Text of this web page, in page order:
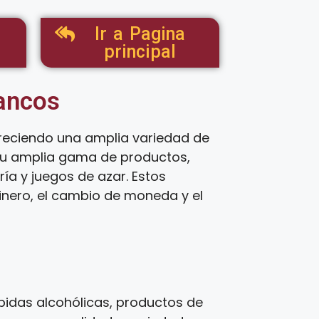
Ir a Pagina
principal
una amplia variedad de
amplia gama de productos,
y juegos de azar. Estos
el cambio de moneda y el
alcohólicas, productos de